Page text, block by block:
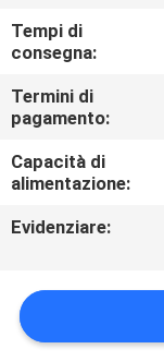
NOTIZIE
CASI
MAPPA
DEL
SITO
PRIVACY
POLICY
Tempi di
consegna:
Termini di
pagamento:
Capacità di
alimentazione:
Evidenziare: